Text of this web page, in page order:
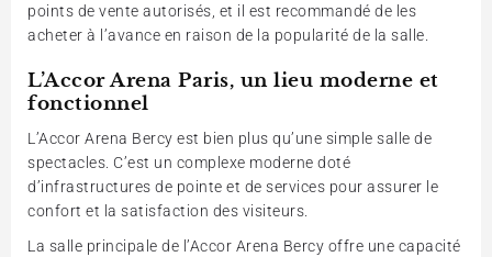
points de vente autorisés, et il est recommandé de les
acheter à l’avance en raison de la popularité de la salle.
L’Accor Arena Paris, un lieu moderne et
fonctionnel
L’Accor Arena Bercy est bien plus qu’une simple salle de
spectacles. C’est un complexe moderne doté
d’infrastructures de pointe et de services pour assurer le
confort et la satisfaction des visiteurs.
La salle principale de l’Accor Arena Bercy offre une capacité